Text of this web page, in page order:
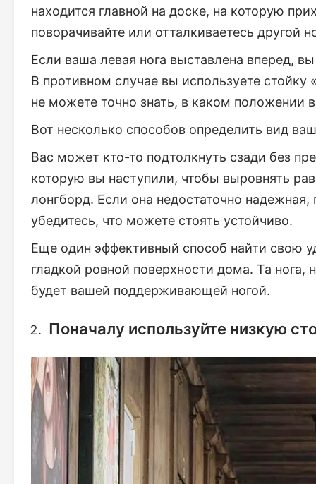
находится главной на доске, на которую
поворачивайте или отталкиваетесь другой
Если ваша левая нога выставлена вперед,
В противном случае вы используете
не можете точно знать, в каком положении
Вот несколько способов определить вид
Вас может кто-то подтолкнуть сзади без
которую вы наступили, чтобы выровнять
лонгборд. Если она недостаточно
убедитесь, что можете стоять устойчиво.
Еще один эффективный способ найти свою
гладкой ровной поверхности дома. Та
будет вашей поддерживающей ногой.
Поначалу используйте низкую